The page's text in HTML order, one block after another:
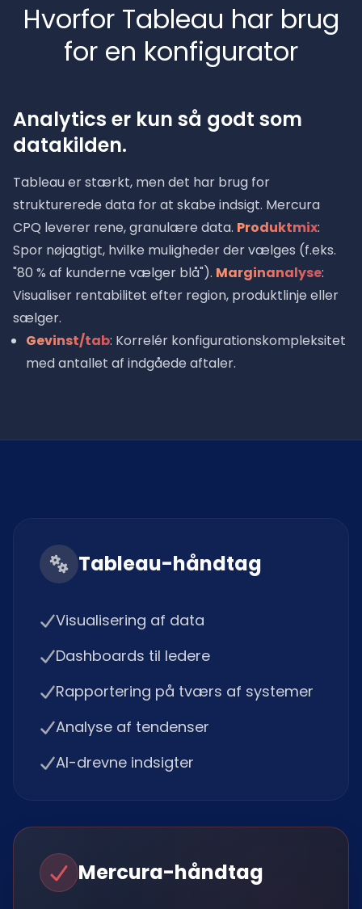
Hvorfor Tableau har brug
for en konfigurator
Analytics er kun så godt som
datakilden.
Tableau er stærkt, men det har brug for
strukturerede data for at skabe indsigt. Mercura
CPQ leverer rene, granulære data. Produktmix:
Spor nøjagtigt, hvilke muligheder der vælges (f.eks.
"80 % af kunderne vælger blå"). Marginanalyse:
Visualiser rentabilitet efter region, produktlinje eller
sælger.
Gevinst/tab: Korrelér konfigurationskompleksitet
med antallet af indgåede aftaler.
Tableau-håndtag
Visualisering af data
Dashboards til ledere
Rapportering på tværs af systemer
Analyse af tendenser
AI-drevne indsigter
Mercura-håndtag